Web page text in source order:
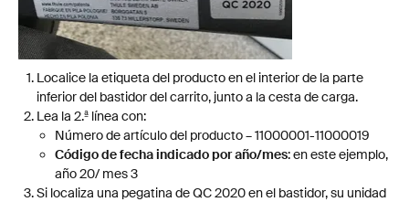
Localice la etiqueta del producto en el interior de la parte
inferior del bastidor del carrito, junto a la cesta de carga.
Lea la 2.ª línea con:
Número de artículo del producto – 11000001-11000019
Código de fecha indicado por año/mes: en este ejemplo,
año 20/ mes 3
Si localiza una pegatina de QC 2020 en el bastidor, su unidad